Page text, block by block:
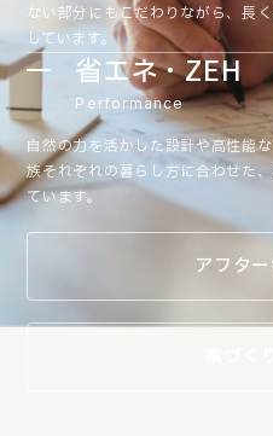
ない部分にもこだわりながら、長
しています。
省エネ・ZEH
Performance
自然の力を活かした設計や高性能
族それぞれの暮らし方に合わせた
ています。
アフタ